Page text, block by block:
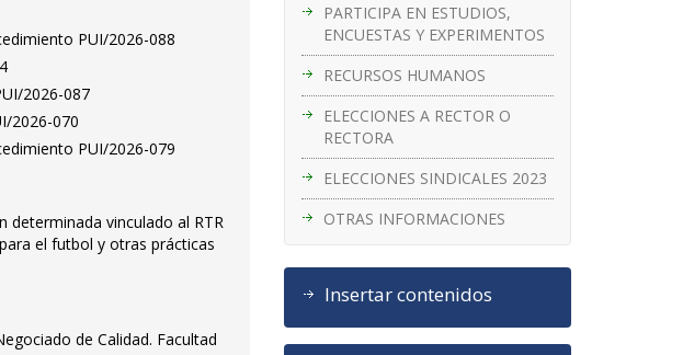
PARTICIPA EN ESTUDIOS,
ENCUESTAS Y EXPERIMENTOS
RECURSOS HUMANOS
ELECCIONES A RECTOR O
RECTORA
ELECCIONES SINDICALES 2023
OTRAS INFORMACIONES
Insertar contenidos
PUI/2026-088
2026-087
2026-070
PUI/2026-079
determinada vinculado al RTR
el futbol y otras prácticas
de Calidad. Facultad